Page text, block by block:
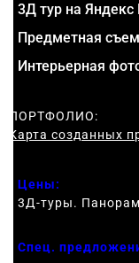
3Д тур на Яндекс
Предметная
Интерьерная
ПОРТФОЛИО:
Карта созданных
Цены:
3Д-туры.
Спец.